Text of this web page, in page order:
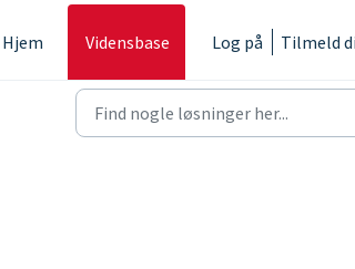
Hjem Vidensbase Log på Tilmeld